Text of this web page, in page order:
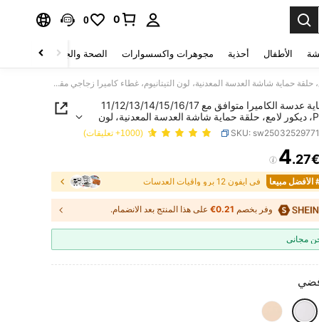
0
0
الأطفال أحذية مجوهرات واكسسوارات الصحة والجمال
فيلم حماية عدسة الكاميرا متوافق مع 11/12/13/14/15/16/17 Pro Max، ديكور لامع، حلقة حماية شاشة العدسة المعدنية، لون التيتانيوم، غطاء كاميرا زجاجي مقسى مقاوم للخدش، حماية عدسة عالية الدقة
فيلم حماية عدسة الكاميرا متوافق مع 11/12/13/14/15/16/17
Pro Max، ديكور لامع، حلقة حماية شاشة العدسة المعدنية، لون
غطاء كاميرا زجاجي مقسى مقاوم للخدش، حماية عدسة
SKU: (1000+ تعليقات)
PRICE AND 4.27€
في آيفون 12 برو واقيات العدسات
وفر بخصم 0.21€ على هذا المنتج بعد الانضمام.
مجاني